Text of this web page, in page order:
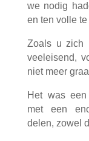
we nodig
en ten volle
Zoals u zich
veeleisend,
niet meer
Het was
met een
delen, zowel